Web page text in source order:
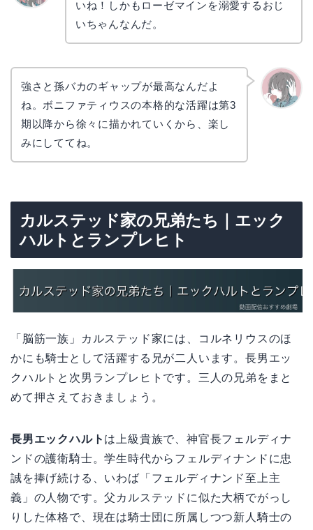
いね！しかもローゼマインを溺愛するおじ
いちゃんなんだ。
強さと孫バカのギャップが最高なんだよ
ね。ボニファティウスの本格的な活躍は第3
期以降から徐々に描かれていくから、楽し
みにしててね。
カルステッド家の兄弟たち｜エック
ハルトとランプレヒト
「脳筋一族」カルステッド家には、コルネリウスのほ
かにも騎士として活躍する兄が二人います。長男エッ
クハルトと次男ランプレヒトです。三人の兄弟をまと
めて押さえておきましょう。
長男エックハルト は上級貴族で、神官長フェルディナ
ンドの護衛騎士。学生時代からフェルディナンドに忠
誠を捧げ続ける、いわば「フェルディナンド至上主
義」の人物です。父カルステッドに似た大柄でがっし
りした体格で、現在は騎士団に所属しつつ新人騎士の